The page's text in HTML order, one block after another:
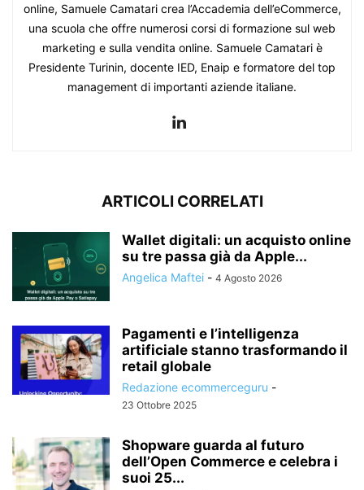
online, Samuele Camatari crea l’Accademia dell’eCommerce,
una scuola che offre numerosi corsi di formazione sul web
marketing e sulla vendita online. Samuele Camatari è
Presidente Turinin, docente IED, Enaip e formatore del top
management di importanti aziende italiane.
ARTICOLI CORRELATI
Wallet digitali: un acquisto online
su tre passa già da Apple...
Angelica Maftei - 4 Agosto 2026
Pagamenti e l’intelligenza
artificiale stanno trasformando il
retail globale
Redazione ecommerceguru -
23 Ottobre 2025
Shopware guarda al futuro
dell’Open Commerce e celebra i
suoi 25...